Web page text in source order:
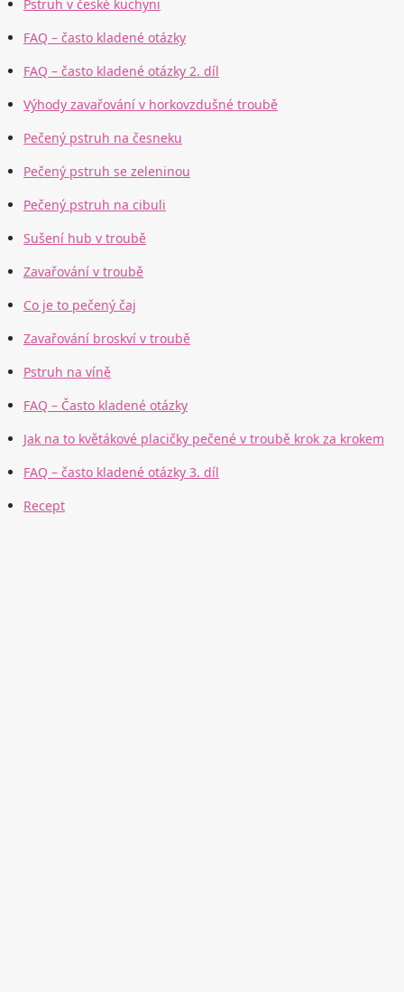
Pstruh v české kuchyni
FAQ – často kladené otázky
FAQ – často kladené otázky 2. díl
Výhody zavařování v horkovzdušné troubě
Pečený pstruh na česneku
Pečený pstruh se zeleninou
Pečený pstruh na cibuli
Sušení hub v troubě
Zavařování v troubě
Co je to pečený čaj
Zavařování broskví v troubě
Pstruh na víně
FAQ – Často kladené otázky
Jak na to květákové placičky pečené v troubě krok za krokem
FAQ – často kladené otázky 3. díl
Recept